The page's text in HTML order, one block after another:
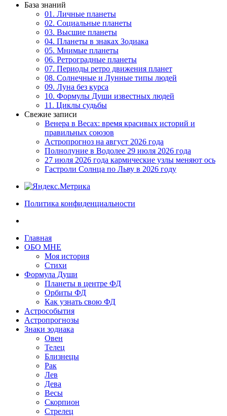
База знаний
01. Личные планеты
02. Социальные планеты
03. Высшие планеты
04. Планеты в знаках Зодиака
05. Мнимые планеты
06. Ретроградные планеты
07. Периоды ретро движения планет
08. Солнечные и Лунные типы людей
09. Луна без курса
10. Формулы Души известных людей
11. Циклы судьбы
Свежие записи
Венера в Весах: время красивых историй и
правильных союзов
Астропрогноз на август 2026 года
Полнолуние в Водолее 29 июля 2026 года
27 июля 2026 года кармические узлы меняют ось
Гастроли Солнца по Льву в 2026 году
Политика конфиденциальности
Главная
ОБО МНЕ
Моя история
Стихи
Формула Души
Планеты в центре ФД
Орбиты ФД
Как узнать свою ФД
Астрособытия
Астропрогнозы
Знаки зодиака
Овен
Телец
Близнецы
Рак
Лев
Дева
Весы
Скорпион
Стрелец